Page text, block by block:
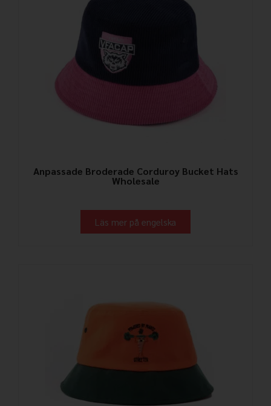
Anpassade Broderade Corduroy Bucket Hats
Wholesale
Läs mer på engelska